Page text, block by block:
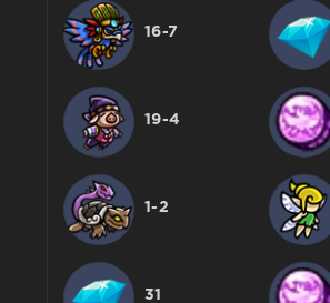
16-7
19-4
1-2
31